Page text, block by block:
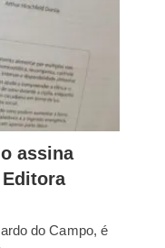
assina
do Campo, é